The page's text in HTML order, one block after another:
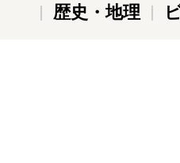
歴史・地理